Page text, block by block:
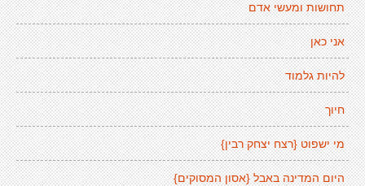
תחושות ומעשי אדם
אני כאן
להיות גלמוד
חיוך
מי ישפוט {רצח יצחק רבין}
היום המדינה באבל {אסון המסוקים}